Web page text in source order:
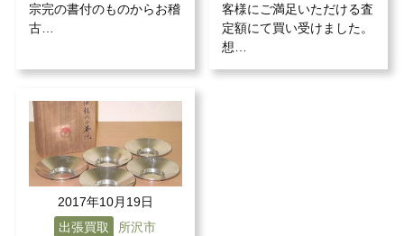
宗完の書付のものからお稽
古…
客様にご満足いただける査
定額にて買い受けました。
想…
2017年10月19日
出張買取
所沢市